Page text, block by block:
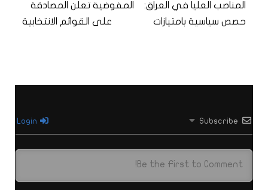
المناصب العليا في العراق:
حصص سياسية بامتيازات
المفوضية تعلن المصادقة
على القوائم الانتخابية
Subscribe